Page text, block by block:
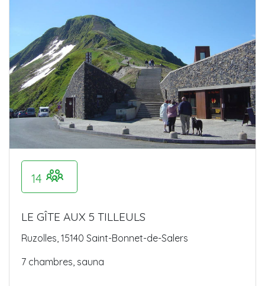
14
LE GÎTE AUX 5 TILLEULS
Ruzolles, 15140 Saint-Bonnet-de-Salers
7 chambres, sauna